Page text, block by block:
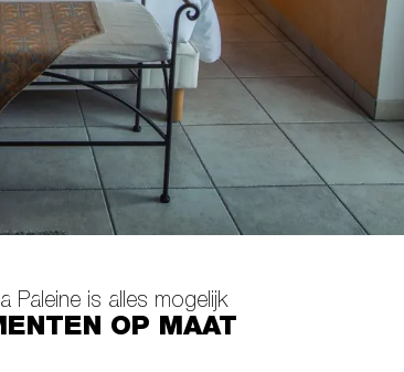
Paleine is alles mogelijk
OP MAAT